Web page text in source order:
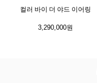
컬러 바이 더 야드 이어링
3,290,000원